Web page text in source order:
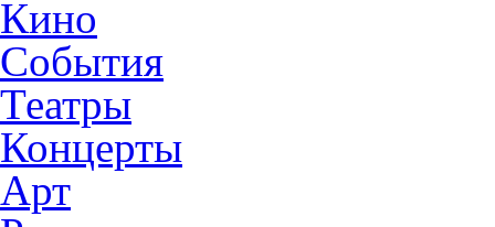
Кино
События
Театры
Концерты
Арт